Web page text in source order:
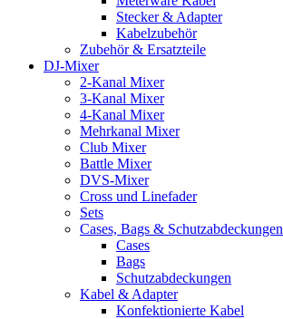
Stecker & Adapter
Kabelzubehör
Zubehör & Ersatzteile
DJ-Mixer
2-Kanal Mixer
3-Kanal Mixer
4-Kanal Mixer
Mehrkanal Mixer
Club Mixer
Battle Mixer
DVS-Mixer
Cross und Linefader
Sets
Cases, Bags & Schutzabdeckungen
Cases
Bags
Schutzabdeckungen
Kabel & Adapter
Konfektionierte Kabel